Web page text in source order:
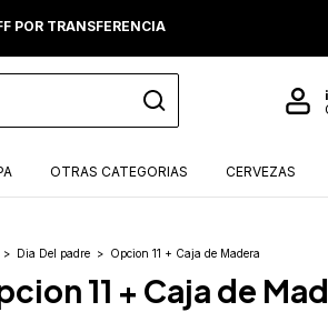
POR TRANSFERENCIA
OTRAS CATEGORIAS CERVEZAS
> Dia Del padre > Opcion 11 + Caja de Madera
11 + Caja de